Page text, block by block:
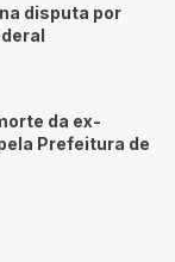
disputa por
da ex-
Prefeitura de